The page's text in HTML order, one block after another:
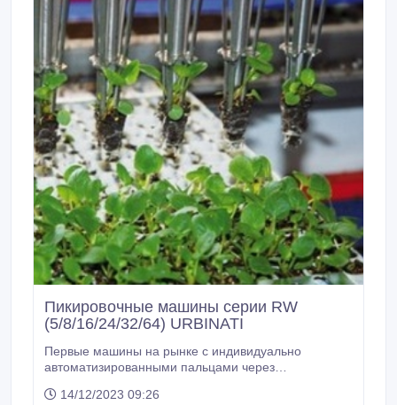
Пикировочные машины серии RW
(5/8/16/24/32/64) URBINATI
Первые машины на рынке с индивидуально
автоматизированными пальцами через
время обслуживания. Подходит для всех видов
14/12/2023 09:26